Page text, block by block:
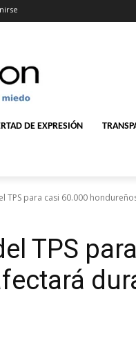
DE EXPRESIÓN
TPS para casi 60.000
TPS